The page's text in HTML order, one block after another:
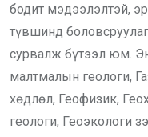
бодит мэдээлэлтэй,
түвшинд
сурвалж бүтээл юм.
малтмалын геологи,
хөдлөл, Геофизик,
геологи, Геоэкологи